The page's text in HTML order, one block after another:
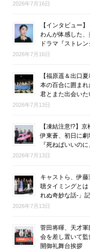
2026年7月16日
【インタビュー
わんが体感した、
ドラマ『ストレン
2026年7月16日
【福原遥＆出口
本の百合に囲まれ
君とまた出会い
2026年7月13日
【凍結注意!?】
伊東蒼、初日に
『死ねばいいの
2026年7月13日
キャストら、伊
聴タイミングと
れぬ奇妙な話-」
2026年7月13日
菅田将暉、天才
会を差し置いて
開御礼舞台挨拶